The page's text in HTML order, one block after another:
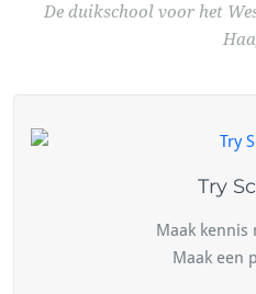
De duikschool voor het
Try
Maak kennis
Maak een